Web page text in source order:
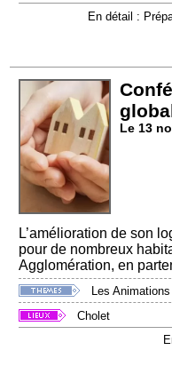
En détail :
Le 13
L’amélioration de son
pour de nombreux
Agglomération, en
Les Animations
Cholet